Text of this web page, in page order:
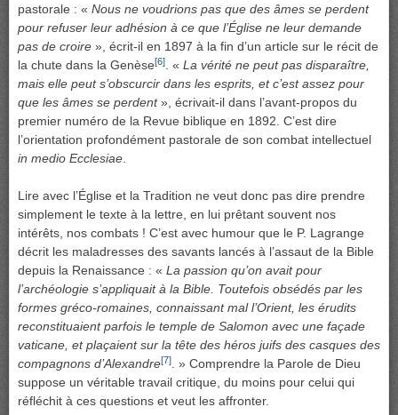
pastorale : « Nous ne voudrions pas que des âmes se perdent
pour refuser leur adhésion à ce que l’Église ne leur demande
pas de croire », écrit-il en 1897 à la fin d’un article sur le récit de
la chute dans la Genèse[6]. « La vérité ne peut pas disparaître,
mais elle peut s’obscurcir dans les esprits, et c’est assez pour
que les âmes se perdent», écrivait-il dans l’avant-propos du
premier numéro de la Revue biblique en 1892. C’est dire
l’orientation profondément pastorale de son combat intellectuel
in medio Ecclesiae.
Lire avec l’Église et la Tradition ne veut donc pas dire prendre
simplement le texte à la lettre, en lui prêtant souvent nos
intérêts, nos combats ! C’est avec humour que le P. Lagrange
décrit les maladresses des savants lancés à l’assaut de la Bible
depuis la Renaissance : « La passion qu’on avait pour
l’archéologie s’appliquait à la Bible. Toutefois obsédés par les
formes gréco-romaines, connaissant mal l’Orient, les érudits
reconstituaient parfois le temple de Salomon avec une façade
vaticane, et plaçaient sur la tête des héros juifs des casques des
compagnons d’Alexandre[7]. » Comprendre la Parole de Dieu
suppose un véritable travail critique, du moins pour celui qui
réfléchit à ces questions et veut les affronter.